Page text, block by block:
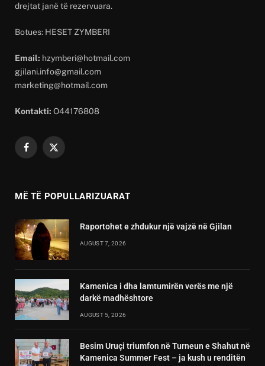
drejtat janë të rezervuara.
Botues: HESET ZYMBERI
Email: hzymberi@hotmail.com
gjilani.info@gmail.com
marketing@hotmail.com
Kontakti: O44176808
Facebook
X
MË TË POPULLARIZUARAT
Raportohet e zhdukur një vajzë në Gjilan
AUGUST 7, 2026
Kamenica i dha lamtumirën verës me një
darkë madhështore
AUGUST 5, 2026
Besim Uruçi triumfon në Turneun e Shahut në
Kamenica Summer Fest – ja kush u renditën